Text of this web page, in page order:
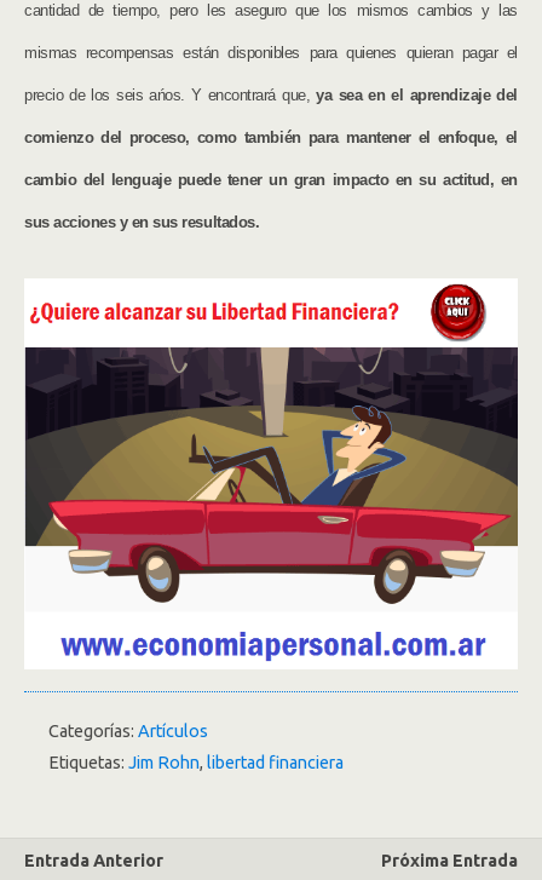
cantidad de tiempo, pero les aseguro que los mismos cambios y las
mismas recompensas están disponibles para quienes quieran pagar el
precio de los seis ańos. Y encontrará que,ya sea en el aprendizaje del
comienzo del proceso, como también para mantener el enfoque, el
cambio del lenguaje puede tener un gran impacto en su actitud, en
sus acciones y en sus resultados.
Categorías: Artículos
Etiquetas: Jim Rohn, libertad financiera
Entrada Anterior Próxima Entrada